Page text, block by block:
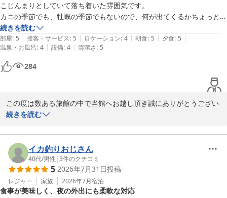
こじんまりとしていて落ち着いた雰囲気です。
カニの季節でも、牡蠣の季節でもないので、何が出てくるかちょっと不
安だった夕食(ごめんなさい笑)ですが、料理長お任せということで旬の
食材を色んな調理法でアレンジした料理が出てきて美味しかったです！
海沿いということもあり夜中かなり風が強く、途中起きてしまうほどサ
ッシががたがた鳴っていましたがそれも思い出です(つ'ヮ'c)
また機会があれば訪れたいお宿です。
続きを読む
部屋: 5 | 接客・サービス: 5 | ロケーション: 4 | 朝食: 5 | 夕食: 5 |
温泉・お風呂: 4 | 設備: 4 | 清潔さ: 5
284
この度は数ある旅館の中で当館へお越し頂き誠にありがとうござい
ます。
またお忙しい中、素敵なお写真と一緒に大変寛容なお声を早速にお
寄せ頂き心より感謝申し上げます。
満点の総合評価とあたたかなお声を賜り、スタッフ一同大変励みに
なっております。
しかしながら、お休みのところ海風が厳しく途中起きてしまうほ
ど、とのことでご不便おかけしました。
続きを読む
イカ釣りおじさん
40代/男性 |3件のクチコミ
5 2026年7月31日投稿
レジャー 家族 2026年7月宿泊
食事が美味しく、夜の外出にも柔軟な対応